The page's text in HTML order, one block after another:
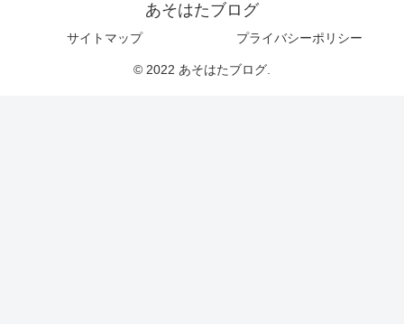
あそはたブログ
サイトマップ プライバシーポリシー
© 2022 あそはたブログ.